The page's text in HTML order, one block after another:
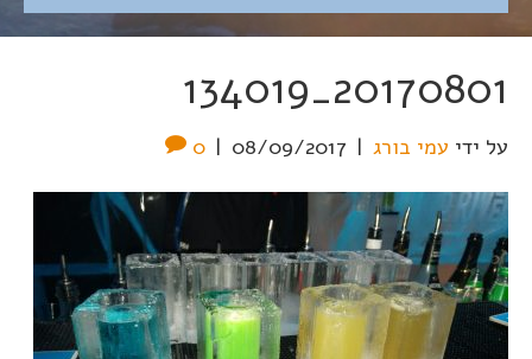
20170801_134019
על ידי עמי בורג |
08/09/2017
|
0